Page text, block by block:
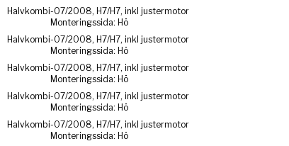
Halvkombi-07/2008, H7/H7, inkl justermotor
Monteringssida: Hö
Halvkombi-07/2008, H7/H7, inkl justermotor
Monteringssida: Hö
Halvkombi-07/2008, H7/H7, inkl justermotor
Monteringssida: Hö
Halvkombi-07/2008, H7/H7, inkl justermotor
Monteringssida: Hö
Halvkombi-07/2008, H7/H7, inkl justermotor
Monteringssida: Hö